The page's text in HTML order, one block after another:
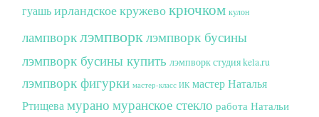
гуашьирландское кружевокрючком кулон
лампворклэмпворк лэмпворк бусины
лэмпворк бусины купить лэмпворк студия kela.ru
лэмпворк фигурки мастер-класс ИК мастер Наталья
Ртищевамурано муранское стекло работа Натальи